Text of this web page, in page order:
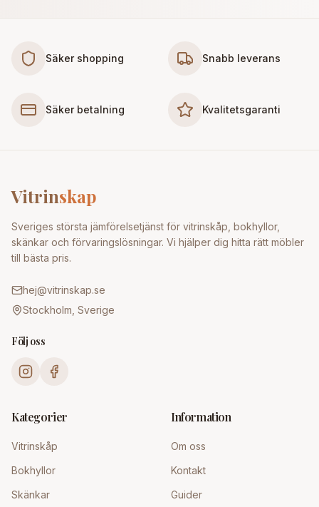
Säker shopping Snabb leverans
Säker betalning Kvalitetsgaranti
Vitrinskap
Sveriges största jämförelsetjänst för vitrinskåp, bokhyllor,
skänkar och förvaringslösningar. Vi hjälper dig hitta rätt möbler
till bästa pris.
hej@vitrinskap.se
Stockholm, Sverige
Följ oss
Kategorier
Vitrinskåp
Bokhyllor
Skänkar
Information
Om oss
Kontakt
Guider